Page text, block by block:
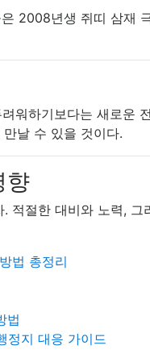
2008년생 쥐띠 삼재
워하기보다는 새로운
날 수 있을 것이다.
향
적절한 대비와 노력, 그
법 총정리
법
정지 대응 가이드